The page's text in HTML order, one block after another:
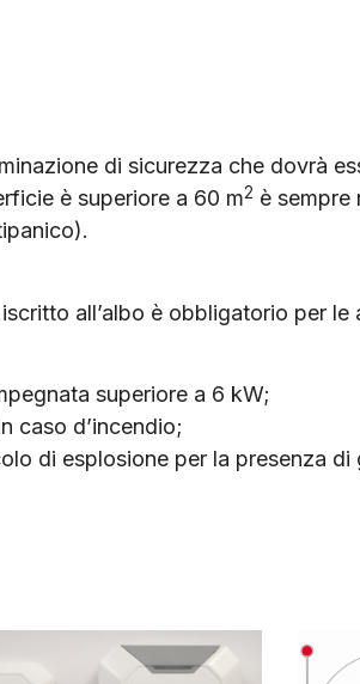
di sicurezza che dovrà
è superiore a 60 m2 è sempre
all’albo è obbligatorio per le
superiore a 6 kW;
caso d’incendio;
di esplosione per la presenza di